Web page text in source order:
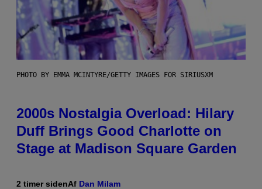
PHOTO BY EMMA MCINTYRE/GETTY IMAGES FOR SIRIUSXM
2000s Nostalgia Overload: Hilary
Duff Brings Good Charlotte on
Stage at Madison Square Garden
2 timer sidenAf Dan Milam